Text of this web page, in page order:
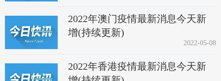
2022年澳门疫情最新消息今天新
增(持续更新)
2022-05-08
2022年香港疫情最新消息今天新